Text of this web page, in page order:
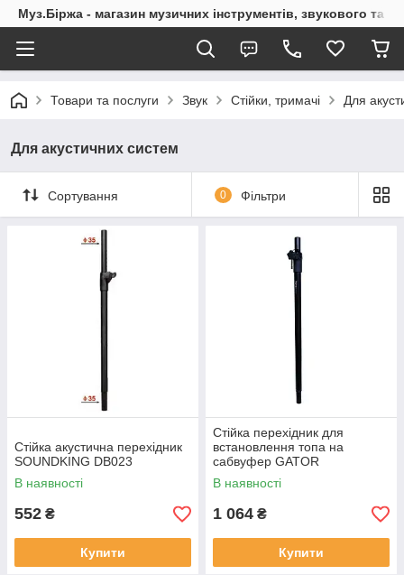
Муз.Біржа - магазин музичних інструментів, звукового та
Товари та послуги Звук Стійки, тримачі Для
Для акустичних систем
Сортування 0 Фільтри
Стійка акустична перехідник
SOUNDKING DB023
В наявності
552 ₴
Купити
Стійка перехідник для
встановлення топа на
сабвуфер GATOR
FRAMEWORKS GFW-SPK-
SUB60
В наявності
1 064 ₴
Купити